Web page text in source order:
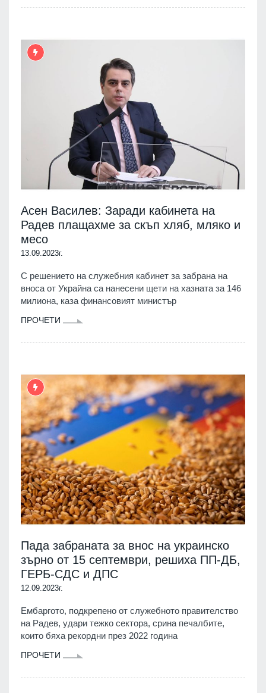
Асен Василев: Заради кабинета на
Радев плащахме за скъп хляб, мляко и
месо
13.09.2023г.
С решението на служебния кабинет за забрана на
вноса от Украйна са нанесени щети на хазната за 146
милиона, каза финансовият министър
ПРОЧЕТИ
Пада забраната за внос на украинско
зърно от 15 септември, решиха ПП-ДБ,
ГЕРБ-СДС и ДПС
12.09.2023г.
Ембаргото, подкрепено от служебното правителство
на Радев, удари тежко сектора, срина печалбите,
които бяха рекордни през 2022 година
ПРОЧЕТИ